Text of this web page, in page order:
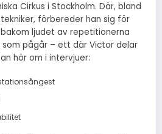
Cirkus i Stockholm. Där, bland
förbereder han sig för
bakom ljudet av repetitionerna
pågår – ett där Victor delar
hör om i intervjuer: